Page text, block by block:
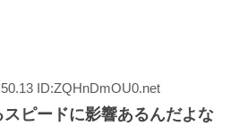
ID:ZQHnDmOU0.net
ピードに影響あるんだよな